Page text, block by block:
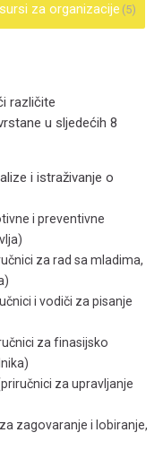
za organizacije (5)
različite
u sljedećih 8
i istraživanje o
i preventivne
za rad sa mladima,
i vodiči za pisanje
za finasijsko
za upravljanje
zagovaranje i lobiranje,